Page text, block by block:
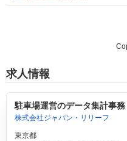
求人情報
駐車場運営のデータ集計事務
株式会社ジャパン・リリーフ
東京都